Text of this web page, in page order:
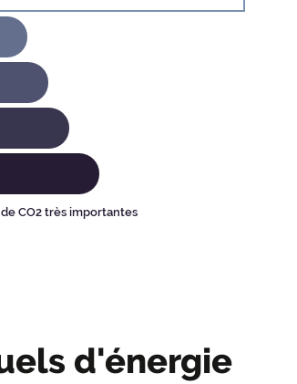
de CO2 très importantes
d'énergie